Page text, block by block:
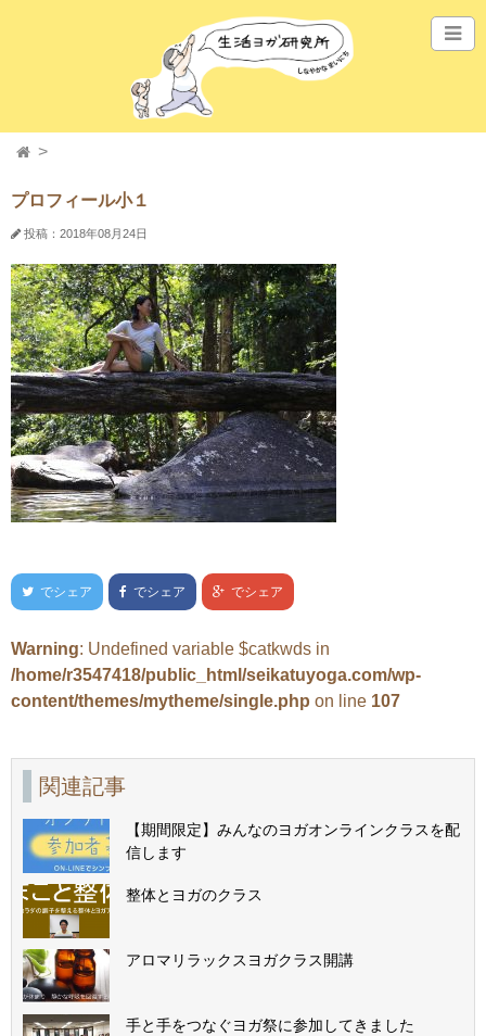
プロフィール小１
投稿：2018年08月24日
でシェア でシェア でシェア
Warning: Undefined variable $catkwds in
/home/r3547418/public_html/seikatuyoga.com/wp-
content/themes/mytheme/single.php on line 107
関連記事
【期間限定】みんなのヨガオンラインクラスを配
信します
整体とヨガのクラス
アロマリラックスヨガクラス開講
手と手をつなぐヨガ祭に参加してきました